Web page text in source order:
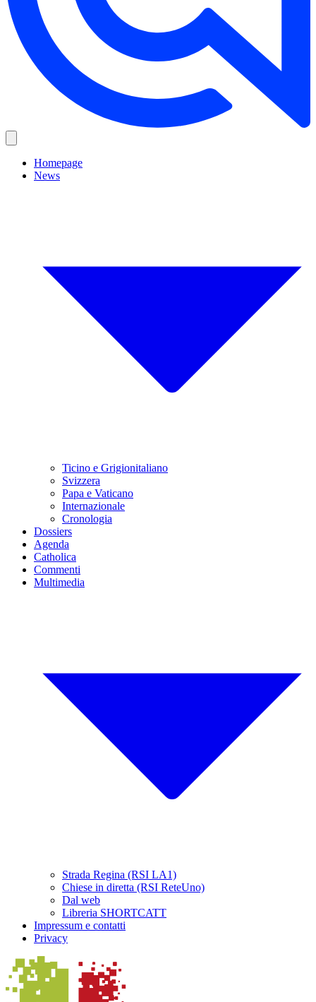
Homepage
News
Ticino e Grigionitaliano
Svizzera
Papa e Vaticano
Internazionale
Cronologia
Dossiers
Agenda
Catholica
Commenti
Multimedia
Strada Regina (RSI LA1)
Chiese in diretta (RSI ReteUno)
Dal web
Libreria SHORTCATT
Impressum e contatti
Privacy